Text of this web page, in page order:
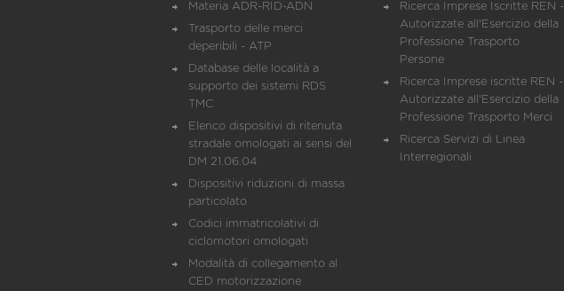
Materia ADR-RID-ADN
Trasporto delle merci
deperibili - ATP
Database delle località a
supporto dei sistemi RDS
TMC
Elenco dispositivi di ritenuta
stradale omologati ai sensi del
DM 21.06.04
Dispositivi riduzioni di massa
particolato
Codici immatricolativi di
ciclomotori omologati
Modalità di collegamento al
CED motorizzazione
Ricerca Imprese Iscritte REN -
Autorizzate all'Esercizio della
Professione Trasporto
Persone
Ricerca Imprese iscritte REN -
Autorizzate all'Esercizio della
Professione Trasporto Merci
Ricerca Servizi di Linea
Interregionali